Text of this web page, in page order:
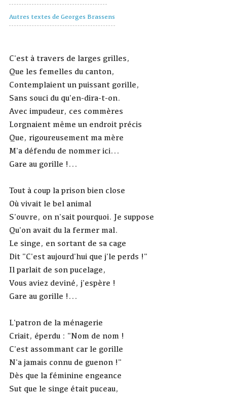
Autres textes de Georges Brassens
C'est à travers de larges grilles,
Que les femelles du canton,
Contemplaient un puissant gorille,
Sans souci du qu'en-dira-t-on.
Avec impudeur, ces commères
Lorgnaient même un endroit précis
Que, rigoureusement ma mère
M'a défendu de nommer ici...
Gare au gorille !...
Tout à coup la prison bien close
Où vivait le bel animal
S'ouvre, on n'sait pourquoi. Je suppose
Qu'on avait du la fermer mal.
Le singe, en sortant de sa cage
Dit "C'est aujourd'hui que j'le perds !"
Il parlait de son pucelage,
Vous aviez deviné, j'espère !
Gare au gorille !...
L'patron de la ménagerie
Criait, éperdu : "Nom de nom !
C'est assommant car le gorille
N'a jamais connu de guenon !"
Dès que la féminine engeance
Sut que le singe était puceau,